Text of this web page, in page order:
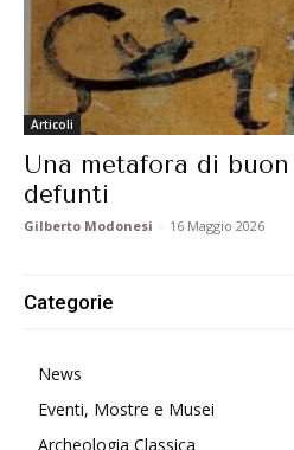
Articoli
Una metafora di
defunti
Gilberto Modonesi - 16 Maggio 2026
Categorie
News
Eventi, Mostre e Musei
Archeologia Classica